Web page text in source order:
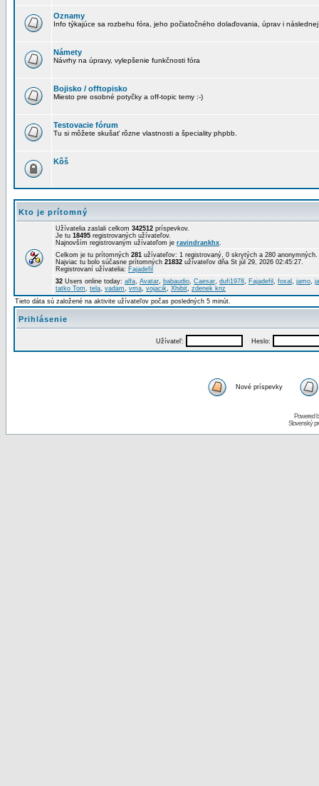
Oznamy
Info týkajúce sa rozbehu fóra, jeho počiatočného dolaďovania, úprav i
Námety
Návrhy na úpravy, vylepšenie funkčnosti fóra
Bojisko / offtopisko
Miesto pre osobné potyčky a off-topic temy :-)
Testovacie fórum
Tu si môžete skušať rôzne vlastnosti a špeciality phpbb.
Kôš
Kto je prítomný
Užívatelia zaslali celkom 342512 príspevkov.
Je tu 18495 registrovaných užívateľov.
Najnovším registrovaným užívateľom je ravindrankhx.
Celkom je tu prítomných 281 užívateľov: 1 registrovaný, 0 skrytých a 280
Najviac tu bolo súčasne prítomných 21832 užívateľov dňa St júl 29, 2026 02:45:27.
Registrovaní užívatelia: Fajadefil
32 Users online today: alfa, Avatar, babaudio, Caesar, dufi1978, Fajadefil , foxal , jamo,
tatko Tom, tela, vadam, vma, vojacik, Xhibit, zdenek kriz
Tieto dáta sú založené na aktivite užívateľov počas posledných 5 minút.
Prihlásenie
Užívateľ: Heslo:
Nové príspevky
Powered
Slovenský